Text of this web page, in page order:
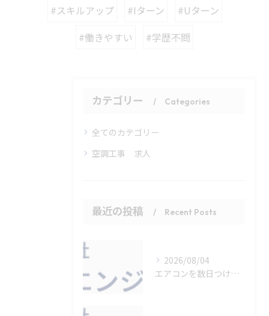
#スキルアップ
#Iターン
#Uターン
#働きやすい
#学歴不問
カテゴリー Categories
全てのカテゴリー
空調工事 求人
最近の投稿 Recent Posts
2026/08/04
エアコンを数日つけっぱなしにする効率的な使い方